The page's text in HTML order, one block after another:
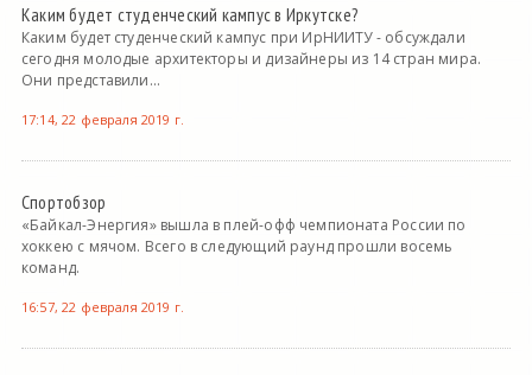
Каким будет студенческий кампус в Иркутске?
Каким будет студенческий кампус при ИрНИИТУ - обсуждали
сегодня молодые архитекторы и дизайнеры из 14 стран мира.
Они представили...
17:14, 22 февраля 2019 г.
Спортобзор
«Байкал-Энергия» вышла в плей-офф чемпионата России по
хоккею с мячом. Всего в следующий раунд прошли восемь
команд.
16:57, 22 февраля 2019 г.